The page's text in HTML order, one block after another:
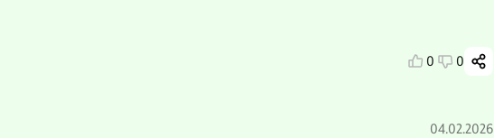
0 0
04.02.2026